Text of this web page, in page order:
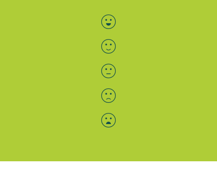
Bewertung auswählen